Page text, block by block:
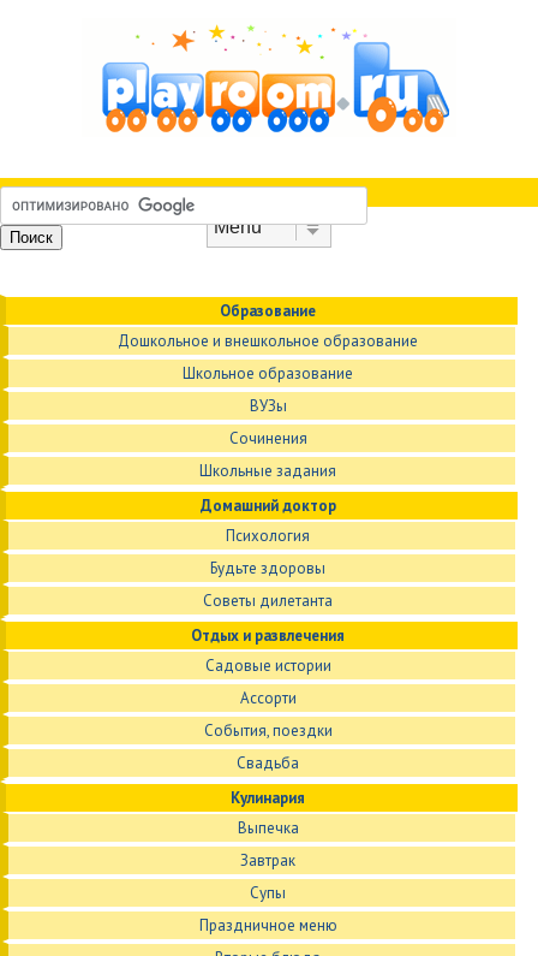
Образование
Дошкольное и внешкольное образование
Школьное образование
ВУЗы
Сочинения
Школьные задания
Домашний доктор
Психология
Будьте здоровы
Советы дилетанта
Отдых и развлечения
Садовые истории
Ассорти
События, поездки
Свадьба
Кулинария
Выпечка
Завтрак
Супы
Праздничное меню